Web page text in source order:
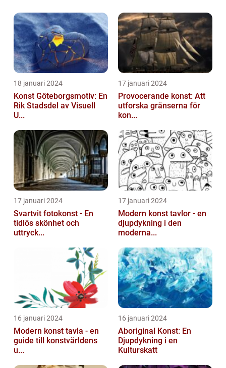
18 januari 2024
Konst Göteborgsmotiv: En
Rik Stadsdel av Visuell
U...
17 januari 2024
Provocerande konst: Att
utforska gränserna för
kon...
17 januari 2024
Svartvit fotokonst - En
tidlös skönhet och
uttryck...
17 januari 2024
Modern konst tavlor - en
djupdykning i den
moderna...
16 januari 2024
Modern konst tavla - en
guide till konstvärldens
u...
16 januari 2024
Aboriginal Konst: En
Djupdykning i en
Kulturskatt